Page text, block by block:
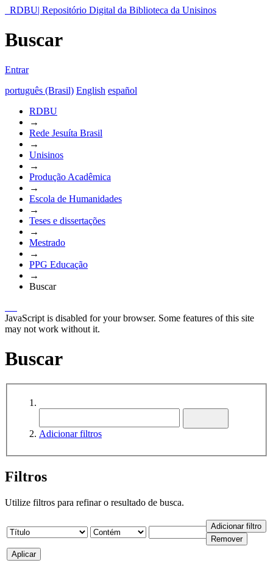
RDBU| Repositório Digital da Biblioteca da Unisinos
Buscar
Entrar
português (Brasil) English español
RDBU
→
Rede Jesuíta Brasil
→
Unisinos
→
Produção Acadêmica
→
Escola de Humanidades
→
Teses e dissertações
→
Mestrado
→
PPG Educação
→
Buscar
JavaScript is disabled for your browser. Some features of this site
may not work without it.
Buscar
Adicionar filtros
Filtros
Utilize filtros para refinar o resultado de busca.